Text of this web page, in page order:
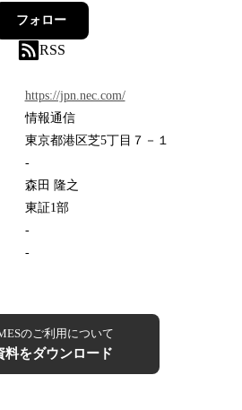
フォロー
RSS
https://jpn.nec.com/
情報通信
東京都港区芝5丁目７－１
-
森田 隆之
東証1部
-
-
のご利用について
料をダウンロード